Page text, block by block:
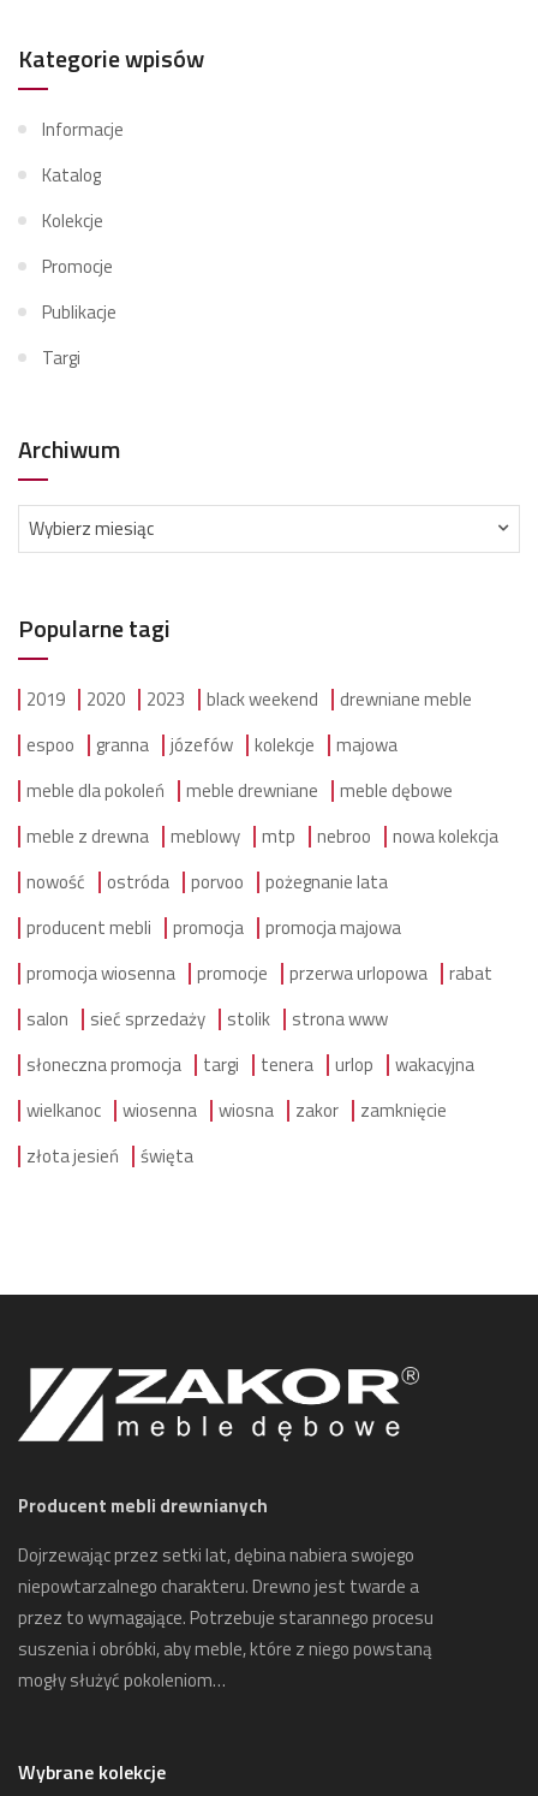
Kategorie wpisów
Informacje
Katalog
Kolekcje
Promocje
Publikacje
Targi
Archiwum
Archiwum
Wybierz miesiąc
Popularne tagi
2019 2020 2023 black weekend
drewniane meble
espoo
granna józefów kolekcje
majowa
meble dla pokoleń
meble drewniane
meble dębowe
meble z drewna
meblowy mtp nebroo
nowa kolekcja
nowość
ostróda porvoo
pożegnanie lata
producent mebli
promocja
promocja majowa
promocja wiosenna
promocje przerwa urlopowa
rabat
salon
sieć sprzedaży stolik
strona www
słoneczna promocja
targi tenera urlop
wakacyjna
wielkanoc
wiosenna wiosna zakor
zamknięcie
złota jesień
święta
Producent mebli drewnianych
Dojrzewając przez setki lat, dębina nabiera swojego
niepowtarzalnego charakteru. Drewno jest twarde a
przez to wymagające. Potrzebuje starannego procesu
suszenia i obróbki, aby meble, które z niego powstaną
mogły służyć pokoleniom…
Wybrane kolekcje